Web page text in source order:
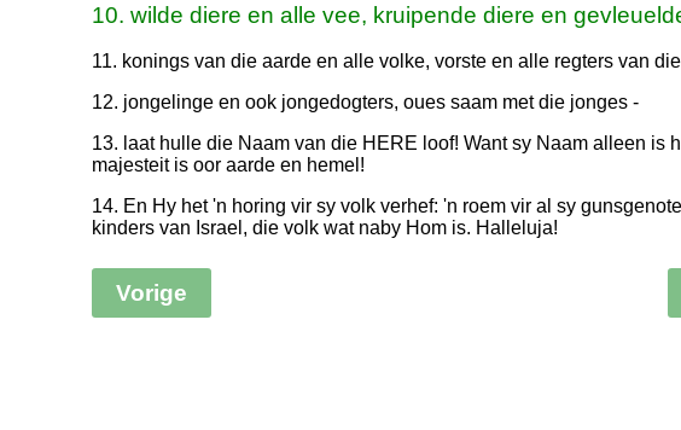
10. wilde diere en alle vee, kruipende diere en
11. konings van die aarde en alle volke, vorste en alle regters van
12. jongelinge en ook jongedogters, oues saam met die jonges -
13. laat hulle die Naam van die HERE loof! Want sy Naam alleen is
majesteit is oor aarde en hemel!
14. En Hy het 'n horing vir sy volk verhef: 'n roem vir al sy
kinders van Israel, die volk wat naby Hom is. Halleluja!
Vorige